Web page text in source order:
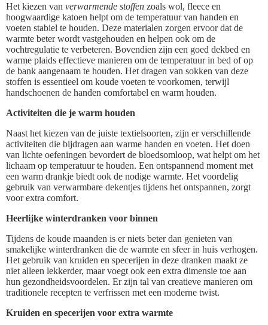
Het kiezen van verwarmende stoffen zoals wol, fleece en
hoogwaardige katoen helpt om de temperatuur van handen en
voeten stabiel te houden. Deze materialen zorgen ervoor dat de
warmte beter wordt vastgehouden en helpen ook om de
vochtregulatie te verbeteren. Bovendien zijn een goed dekbed en
warme plaids effectieve manieren om de temperatuur in bed of op
de bank aangenaam te houden. Het dragen van sokken van deze
stoffen is essentieel om koude voeten te voorkomen, terwijl
handschoenen de handen comfortabel en warm houden.
Activiteiten die je warm houden
Naast het kiezen van de juiste textielsoorten, zijn er verschillende
activiteiten die bijdragen aan warme handen en voeten. Het doen
van lichte oefeningen bevordert de bloedsomloop, wat helpt om het
lichaam op temperatuur te houden. Een ontspannend moment met
een warm drankje biedt ook de nodige warmte. Het voordelig
gebruik van verwarmbare dekentjes tijdens het ontspannen, zorgt
voor extra comfort.
Heerlijke winterdranken voor binnen
Tijdens de koude maanden is er niets beter dan genieten van
smakelijke winterdranken die de warmte en sfeer in huis verhogen.
Het gebruik van kruiden en specerijen in deze dranken maakt ze
niet alleen lekkerder, maar voegt ook een extra dimensie toe aan
hun gezondheidsvoordelen. Er zijn tal van creatieve manieren om
traditionele recepten te verfrissen met een moderne twist.
Kruiden en specerijen voor extra warmte